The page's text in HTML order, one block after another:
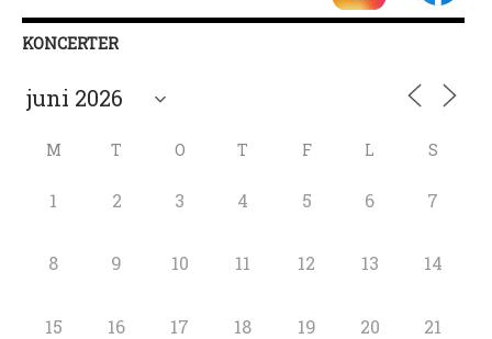
KONCERTER
M T O T F L S
1 2 3 4 5 6 7
8 9 10 11 12 13 14
15 16 17 18 19 20 21